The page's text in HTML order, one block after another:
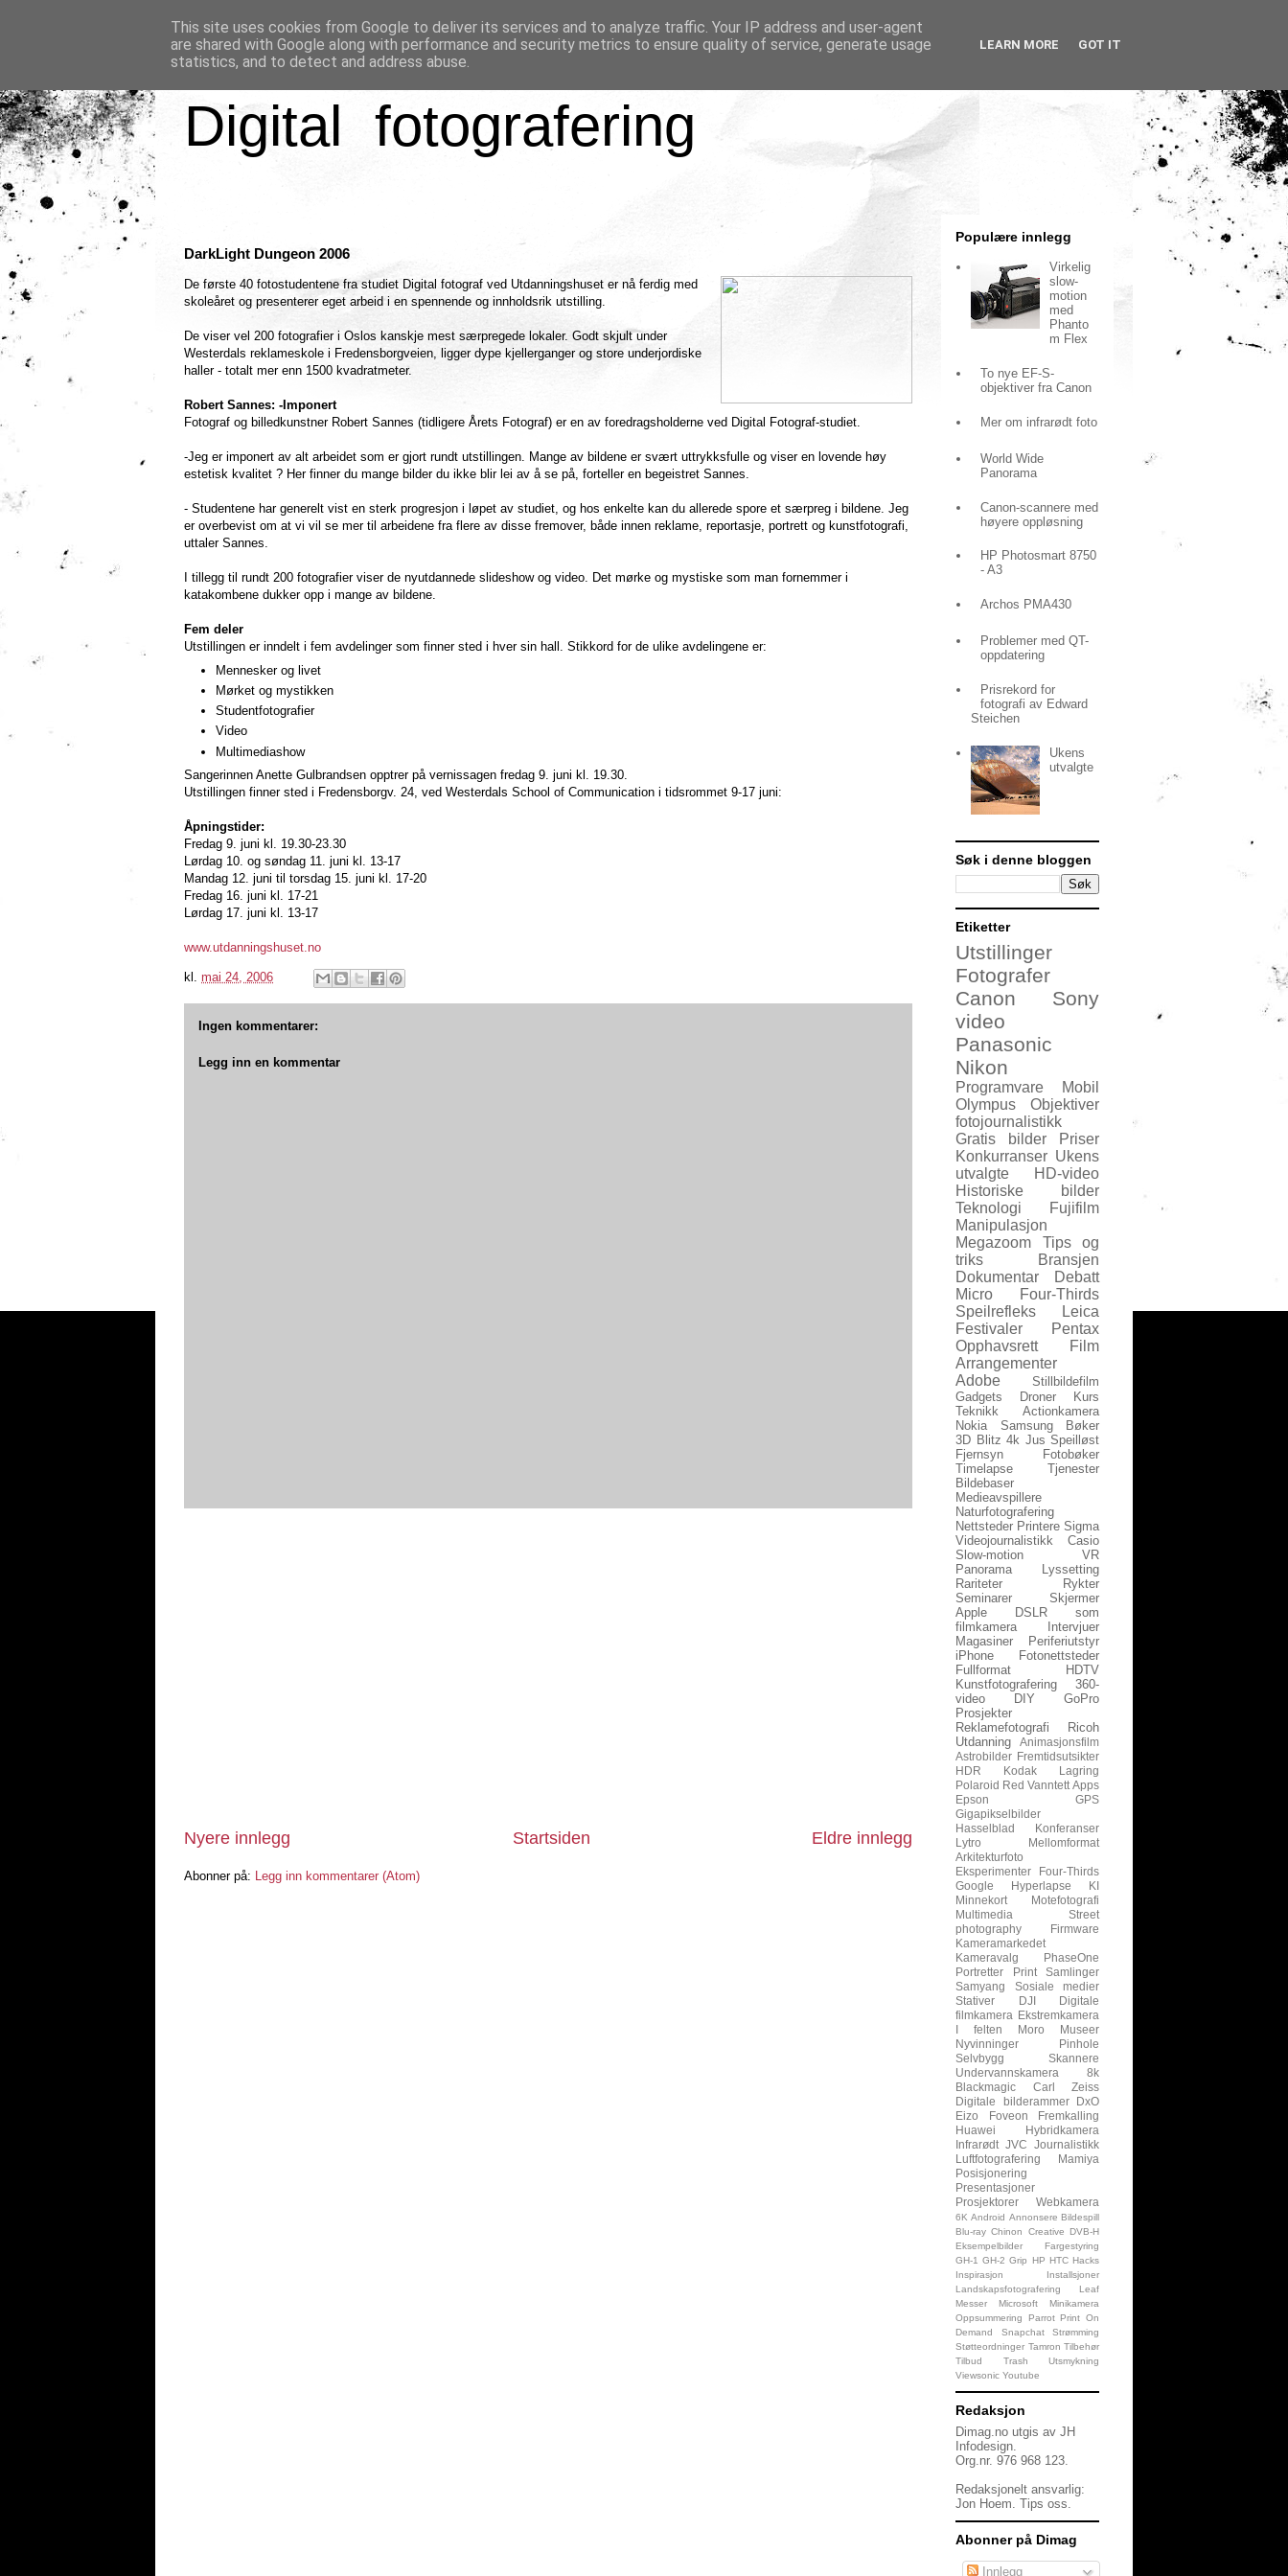
Digital fotografering
DarkLight Dungeon 2006
De første 40 fotostudentene fra studiet Digital fotograf ved Utdanningshuset er nå ferdig med
skoleåret og presenterer eget arbeid i en spennende og innholdsrik utstilling.
De viser vel 200 fotografier i Oslos kanskje mest særpregede lokaler. Godt skjult under
Westerdals reklameskole i Fredensborgveien, ligger dype kjellerganger og store underjordiske
haller - totalt mer enn 1500 kvadratmeter.
Robert Sannes: -Imponert
Fotograf og billedkunstner Robert Sannes (tidligere Årets Fotograf) er en av foredragsholderne ved Digital Fotograf-studiet.
-Jeg er imponert av alt arbeidet som er gjort rundt utstillingen. Mange av bildene er svært uttrykksfulle og viser en lovende høy
estetisk kvalitet ? Her finner du mange bilder du ikke blir lei av å se på, forteller en begeistret Sannes.
- Studentene har generelt vist en sterk progresjon i løpet av studiet, og hos enkelte kan du allerede spore et særpreg i bildene. Jeg
er overbevist om at vi vil se mer til arbeidene fra flere av disse fremover, både innen reklame, reportasje, portrett og kunstfotografi,
uttaler Sannes.
I tillegg til rundt 200 fotografier viser de nyutdannede slideshow og video. Det mørke og mystiske som man fornemmer i
katakombene dukker opp i mange av bildene.
Fem deler
Utstillingen er inndelt i fem avdelinger som finner sted i hver sin hall. Stikkord for de ulike avdelingene er:
Mennesker og livet
Mørket og mystikken
Studentfotografier
Video
Multimediashow
Sangerinnen Anette Gulbrandsen opptrer på vernissagen fredag 9. juni kl. 19.30.
Utstillingen finner sted i Fredensborgv. 24, ved Westerdals School of Communication i tidsrommet 9-17 juni:
Åpningstider:
Fredag 9. juni kl. 19.30-23.30
Lørdag 10. og søndag 11. juni kl. 13-17
Mandag 12. juni til torsdag 15. juni kl. 17-20
Fredag 16. juni kl. 17-21
Lørdag 17. juni kl. 13-17
www.utdanningshuset.no
kl. mai 24, 2006
Ingen kommentarer:
Legg inn en kommentar
Nyere innlegg Eldre innlegg
Startsiden
Abonner på: Legg inn kommentarer (Atom)
Populære innlegg
Virkelig
slow-
motion
med
Phanto
m Flex
To nye EF-S-
objektiver fra Canon
Mer om infrarødt foto
World Wide
Panorama
Canon-scannere med
høyere oppløsning
HP Photosmart 8750
- A3
Archos PMA430
Problemer med QT-
oppdatering
Prisrekord for
fotografi av Edward
Steichen
Ukens
utvalgte
Søk i denne bloggen
Etiketter
Utstillinger
Fotografer
Canon
Sony
video
Panasonic
Nikon
Programvare
Mobil
Olympus
Objektiver
fotojournalistikk
Gratis bilder
Priser
Konkurranser Ukens
utvalgte
HD-video
Historiske bilder
Teknologi
Fujifilm
Manipulasjon
Megazoom
Tips og
triks
Bransjen
Dokumentar
Debatt
Micro Four-Thirds
Speilrefleks
Leica
Festivaler
Pentax
Opphavsrett
Film
Arrangementer
Adobe
Stillbildefilm
Gadgets
Droner
Kurs
Teknikk
Actionkamera
Nokia
Samsung
Bøker
3D Blitz 4k Jus Speilløst
Fjernsyn
Fotobøker
Timelapse
Tjenester
Bildebaser
Medieavspillere
Naturfotografering
Nettsteder Printere Sigma
Videojournalistikk
Casio
Slow-motion
VR
Panorama
Lyssetting
Rariteter
Rykter
Seminarer
Skjermer
Apple
DSLR som
filmkamera
Intervjuer
Magasiner
Periferiutstyr
iPhone
Fotonettsteder
Fullformat
HDTV
Kunstfotografering
360-
video
DIY
GoPro
Prosjekter
Reklamefotografi
Ricoh
Utdanning
Animasjonsfilm
Astrobilder Fremtidsutsikter
HDR
Kodak
Lagring
Polaroid Red Vanntett Apps
Epson
GPS
Gigapikselbilder
Hasselblad
Konferanser
Lytro
Mellomformat
Arkitekturfoto
Eksperimenter
Four-Thirds
Google
Hyperlapse
KI
Minnekort
Motefotografi
Multimedia
Street
photography
Firmware
Kameramarkedet
Kameravalg
PhaseOne
Portretter
Print
Samlinger
Samyang
Sosiale medier
Stativer
DJI
Digitale
filmkamera Ekstremkamera
I felten
Moro
Museer
Nyvinninger
Pinhole
Selvbygg
Skannere
Undervannskamera
8k
Blackmagic
Carl Zeiss
Digitale bilderammer
DxO
Eizo
Foveon
Fremkalling
Huawei
Hybridkamera
Infrarødt JVC
Journalistikk
Luftfotografering
Mamiya
Posisjonering
Presentasjoner
Prosjektorer
Webkamera
6K Android Annonsere Bildespill
Blu-ray Chinon Creative
DVB-H
Eksempelbilder
Fargestyring
GH-1 GH-2 Grip HP HTC Hacks
Inspirasjon
Installsjoner
Landskapsfotografering
Leaf
Messer
Microsoft
Minikamera
Oppsummering
Parrot Print On
Demand
Snapchat
Strømming
Støtteordninger Tamron Tilbehør
Tilbud
Trash
Utsmykning
Viewsonic Youtube
Redaksjon
Dimag.no utgis av JH
Infodesign.
Org.nr. 976 968 123.
Redaksjonelt ansvarlig:
Jon Hoem. Tips oss.
Abonner på Dimag
Innlegg
This site uses cookies from Google to deliver its services and to analyze traffic. Your IP address and user-agent
are shared with Google along with performance and security metrics to ensure quality of service, generate usage
statistics, and to detect and address abuse.
LEARN MORE GOT IT